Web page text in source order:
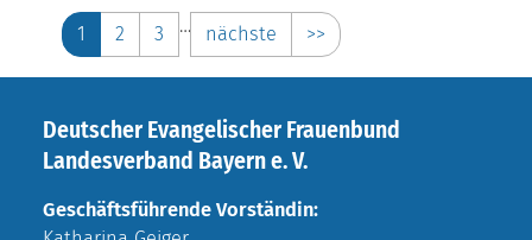
1 2 3 … nächste >>
Deutscher Evangelischer Frauenbund
Landesverband Bayern e. V.
Geschäftsführende Vorständin:
Katharina Geiger